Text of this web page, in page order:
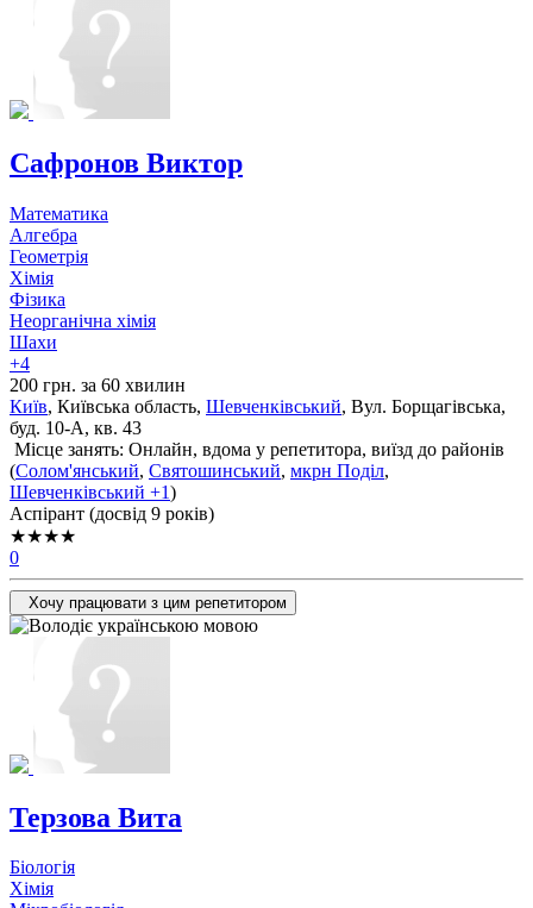
Сафронов Виктор
Математика
Алгебра
Геометрія
Хімія
Фізика
Неорганічна хімія
Шахи
+4
200 грн. за 60 хвилин
Київ, Київська область, Шевченківський, Вул. Борщагівська,
буд. 10-А, кв. 43
Місце занять: Онлайн, вдома у репетитора, виїзд до районів
(Солом'янський, Святошинський, мкрн Поділ,
Шевченківський +1)
Аспірант (досвід 9 років)
★★★★
0
Хочу працювати з цим репетитором
Терзова Вита
Біологія
Хімія